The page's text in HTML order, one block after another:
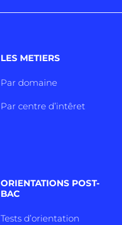
LES METIERS
Par domaine
Par centre d’intêret
ORIENTATIONS POST-
BAC
Tests d’orientation